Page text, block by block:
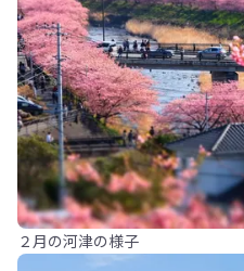
２月の河津の様子